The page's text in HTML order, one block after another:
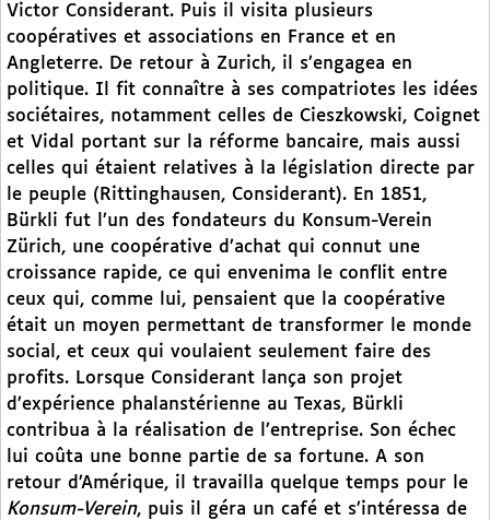
Victor Considerant. Puis il visita plusieurs
coopératives et associations en France et en
Angleterre. De retour à Zurich, il s’engagea en
politique. Il fit connaître à ses compatriotes les idées
sociétaires, notamment celles de Cieszkowski, Coignet
et Vidal portant sur la réforme bancaire, mais aussi
celles qui étaient relatives à la législation directe par
le peuple (Rittinghausen, Considerant). En 1851,
Bürkli fut l’un des fondateurs du Konsum-Verein
Zürich, une coopérative d’achat qui connut une
croissance rapide, ce qui envenima le conflit entre
ceux qui, comme lui, pensaient que la coopérative
était un moyen permettant de transformer le monde
social, et ceux qui voulaient seulement faire des
profits. Lorsque Considerant lança son projet
d’expérience phalanstérienne au Texas, Bürkli
contribua à la réalisation de l’entreprise. Son échec
lui coûta une bonne partie de sa fortune. A son
retour d’Amérique, il travailla quelque temps pour le
Konsum-Verein, puis il géra un café et s’intéressa de